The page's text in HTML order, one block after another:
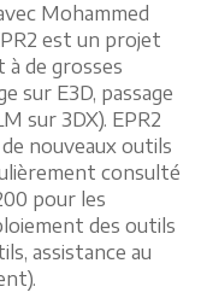
Mohammed
est un projet
de grosses
sur E3D, passage
sur 3DX). EPR2
nouveaux outils
consulté
pour les
des outils
assistance au